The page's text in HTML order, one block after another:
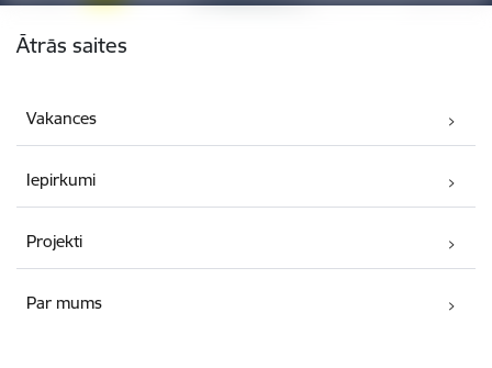
Ātrās saites
Vakances
Iepirkumi
Projekti
Par mums